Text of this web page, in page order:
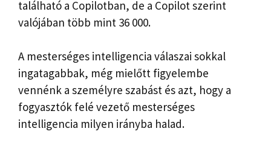
található a Copilotban, de a Copilot szerint
valójában több mint 36 000.
A mesterséges intelligencia válaszai sokkal
ingatagabbak, még mielőtt figyelembe
vennénk a személyre szabást és azt, hogy a
fogyasztók felé vezető mesterséges
intelligencia milyen irányba halad.